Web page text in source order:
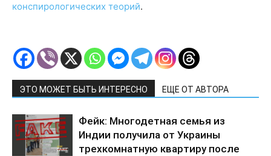
конспирологических теорий.
ЭТО МОЖЕТ БЫТЬ ИНТЕРЕСНО ЕЩЕ ОТ АВТОРА
Фейк: Многодетная семья из
Индии получила от Украины
трехкомнатную квартиру после